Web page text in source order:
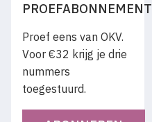
PROEFABONNEMENT
Proef eens van OKV.
Voor €32 krijg je drie
nummers
toegestuurd.